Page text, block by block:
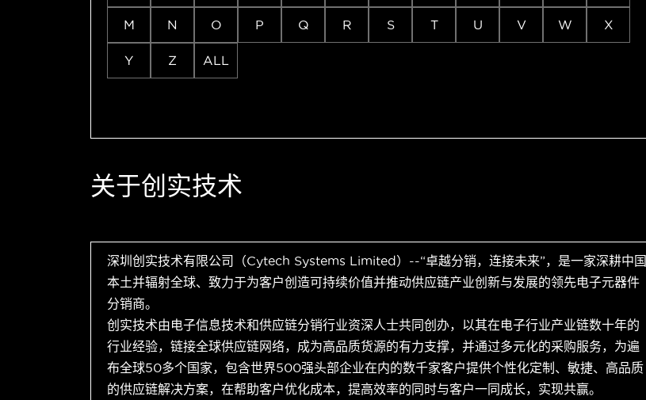
M N O P Q R S T U V W X
Y Z ALL
关于创实技术
深圳创实技术有限公司（Cytech Systems Limited）--“卓越分销，连接未来”，是一家深耕中国
本土并辐射全球、致力于为客户创造可持续价值并推动供应链产业创新与发展的领先电子元器件
分销商。
创实技术由电子信息技术和供应链分销行业资深人士共同创办，以其在电子行业产业链数十年的
行业经验，链接全球供应链网络，成为高品质货源的有力支撑，并通过多元化的采购服务，为遍
布全球50多个国家，包含世界500强头部企业在内的数千家客户提供个性化定制、敏捷、高品质
的供应链解决方案，在帮助客户优化成本，提高效率的同时与客户一同成长，实现共赢。